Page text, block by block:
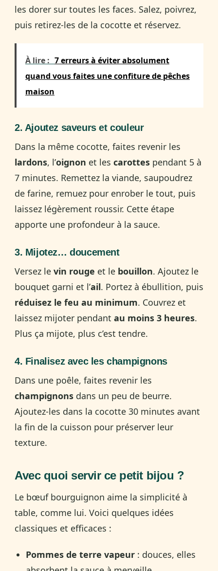
les dorer sur toutes les faces. Salez, poivrez,
puis retirez-les de la cocotte et réservez.
À lire : 7 erreurs à éviter absolument
quand vous faites une confiture de pêches
maison
2. Ajoutez saveurs et couleur
Dans la même cocotte, faites revenir les
lardons, l’oignon et les carottes pendant 5 à
7 minutes. Remettez la viande, saupoudrez
de farine, remuez pour enrober le tout, puis
laissez légèrement roussir. Cette étape
apporte une profondeur à la sauce.
3. Mijotez… doucement
Versez le vin rouge et le bouillon. Ajoutez le
bouquet garni et l’ail. Portez à ébullition, puis
réduisez le feu au minimum. Couvrez et
laissez mijoter pendant au moins 3 heures.
Plus ça mijote, plus c’est tendre.
4. Finalisez avec les champignons
Dans une poêle, faites revenir les
champignons dans un peu de beurre.
Ajoutez-les dans la cocotte 30 minutes avant
la fin de la cuisson pour préserver leur
texture.
Avec quoi servir ce petit bijou ?
Le bœuf bourguignon aime la simplicité à
table, comme lui. Voici quelques idées
classiques et efficaces :
Pommes de terre vapeur : douces, elles